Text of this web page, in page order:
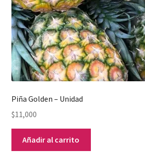
Piña Golden – Unidad
$11,000
Añadir al carrito